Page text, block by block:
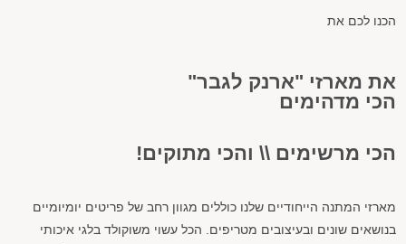
הכנו לכם את
את מארזי "ארנק לגבר"
הכי מדהימים
הכי מרשימים \\ והכי מתוקים!
מארזי המתנה הייחודיים שלנו כוללים מגוון רחב של פריטים יומיומיים
בנושאים שונים ובעיצובים מטריפים. הכל עשוי משוקולד בלגי איכותי